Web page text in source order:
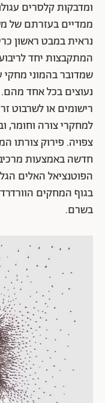
ומדבקות קלסרים
נראית במבט ראשון
המתקבצות יחד
שמדובר בהמוני מחקי
נעוצים בכל אחד
רישומים או לשרבוט
למחקרי צורה וחומר,
צפויה. פירוק צורתו
חדשה באמצעות
הפוטנציאל האלים
בגוף המחקים
בשרם.